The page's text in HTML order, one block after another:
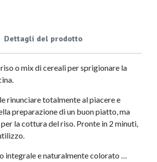
Dettagli del prodotto
o mix di cereali per sprigionare la
rinunciare totalmente al piacere e
preparazione di un buon piatto, ma
la cottura del riso. Pronte in 2 minuti,
integrale e naturalmente colorato …